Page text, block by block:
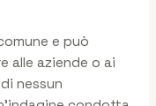
e può
alle aziende o ai
nessun